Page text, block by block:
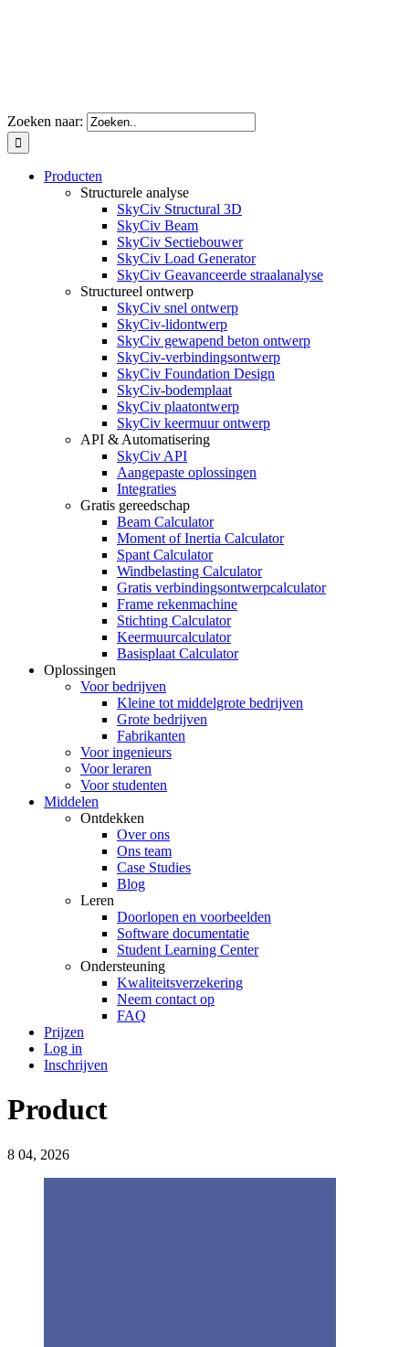
Zoeken naar:
Producten
Structurele analyse
SkyCiv Structural 3D
SkyCiv Beam
SkyCiv Sectiebouwer
SkyCiv Load Generator
SkyCiv Geavanceerde straalanalyse
Structureel ontwerp
SkyCiv snel ontwerp
SkyCiv-lidontwerp
SkyCiv gewapend beton ontwerp
SkyCiv-verbindingsontwerp
SkyCiv Foundation Design
SkyCiv-bodemplaat
SkyCiv plaatontwerp
SkyCiv keermuur ontwerp
API & Automatisering
SkyCiv API
Aangepaste oplossingen
Integraties
Gratis gereedschap
Beam Calculator
Moment of Inertia Calculator
Spant Calculator
Windbelasting Calculator
Gratis verbindingsontwerpcalculator
Frame rekenmachine
Stichting Calculator
Keermuurcalculator
Basisplaat Calculator
Oplossingen
Voor bedrijven
Kleine tot middelgrote bedrijven
Grote bedrijven
Fabrikanten
Voor ingenieurs
Voor leraren
Voor studenten
Middelen
Ontdekken
Over ons
Ons team
Case Studies
Blog
Leren
Doorlopen en voorbeelden
Software documentatie
Student Learning Center
Ondersteuning
Kwaliteitsverzekering
Neem contact op
FAQ
Prijzen
Log in
Inschrijven
Product
8 04, 2026